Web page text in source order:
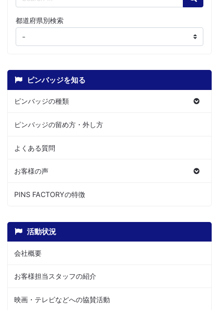
都道府県別検索
ピンバッジを知る
ピンバッジの種類
ピンバッジの留め方・外し方
よくある質問
お客様の声
PINS FACTORYの特徴
活動状況
会社概要
お客様担当スタッフの紹介
映画・テレビなどへの協賛活動